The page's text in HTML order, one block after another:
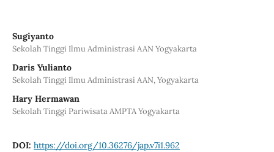
Sugiyanto
Sekolah Tinggi Ilmu Administrasi AAN Yogyakarta
Daris Yulianto
Sekolah Tinggi Ilmu Administrasi AAN, Yogyakarta
Hary Hermawan
Sekolah Tinggi Pariwisata AMPTA Yogyakarta
DOI: https://doi.org/10.36276/jap.v7i1.962